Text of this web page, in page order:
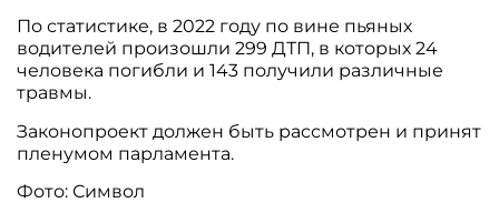
По статистике, в 2022 году по вине пьяных
водителей произошли 299 ДТП, в которых 24
человека погибли и 143 получили различные
травмы.
Законопроект должен быть рассмотрен и принят
пленумом парламента.
Фото: Символ